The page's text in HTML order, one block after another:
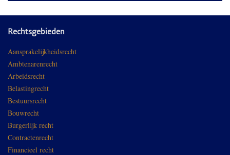
Rechtsgebieden
Aansprakelijkheidsrecht
Ambtenarenrecht
Arbeidsrecht
Belastingrecht
Bestuursrecht
Bouwrecht
Burgerlijk recht
Contractenrecht
Financieel recht